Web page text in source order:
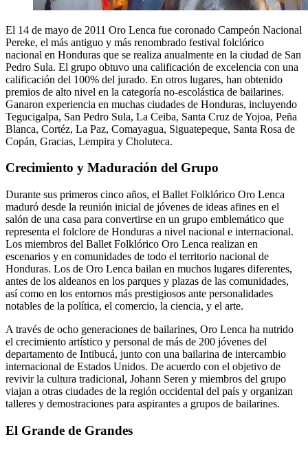
El 14 de mayo de 2011 Oro Lenca fue coronado Campeón Nacional
Pereke, el más antiguo y más renombrado festival folclórico
nacional en Honduras que se realiza anualmente en la ciudad de San
Pedro Sula. El grupo obtuvo una calificación de excelencia con una
calificación del 100% del jurado. En otros lugares, han obtenido
premios de alto nivel en la categoría no-escolástica de bailarines.
Ganaron experiencia en muchas ciudades de Honduras, incluyendo
Tegucigalpa, San Pedro Sula, La Ceiba, Santa Cruz de Yojoa, Peña
Blanca, Cortéz, La Paz, Comayagua, Siguatepeque, Santa Rosa de
Copán, Gracias, Lempira y Choluteca.
Crecimiento y Maduración del Grupo
Durante sus primeros cinco años, el Ballet Folklórico Oro Lenca
maduró desde la reunión inicial de jóvenes de ideas afines en el
salón de una casa para convertirse en un grupo emblemático que
representa el folclore de Honduras a nivel nacional e internacional.
Los miembros del Ballet Folklórico Oro Lenca realizan en
escenarios y en comunidades de todo el territorio nacional de
Honduras. Los de Oro Lenca bailan en muchos lugares diferentes,
antes de los aldeanos en los parques y plazas de las comunidades,
así como en los entornos más prestigiosos ante personalidades
notables de la política, el comercio, la ciencia, y el arte.
A través de ocho generaciones de bailarines, Oro Lenca ha nutrido
el crecimiento artístico y personal de más de 200 jóvenes del
departamento de Intibucá, junto con una bailarina de intercambio
internacional de Estados Unidos. De acuerdo con el objetivo de
revivir la cultura tradicional, Johann Seren y miembros del grupo
viajan a otras ciudades de la región occidental del país y organizan
talleres y demostraciones para aspirantes a grupos de bailarines.
El Grande de Grandes